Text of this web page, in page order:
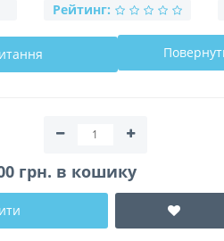
Рейтинг:
грн. в кошику